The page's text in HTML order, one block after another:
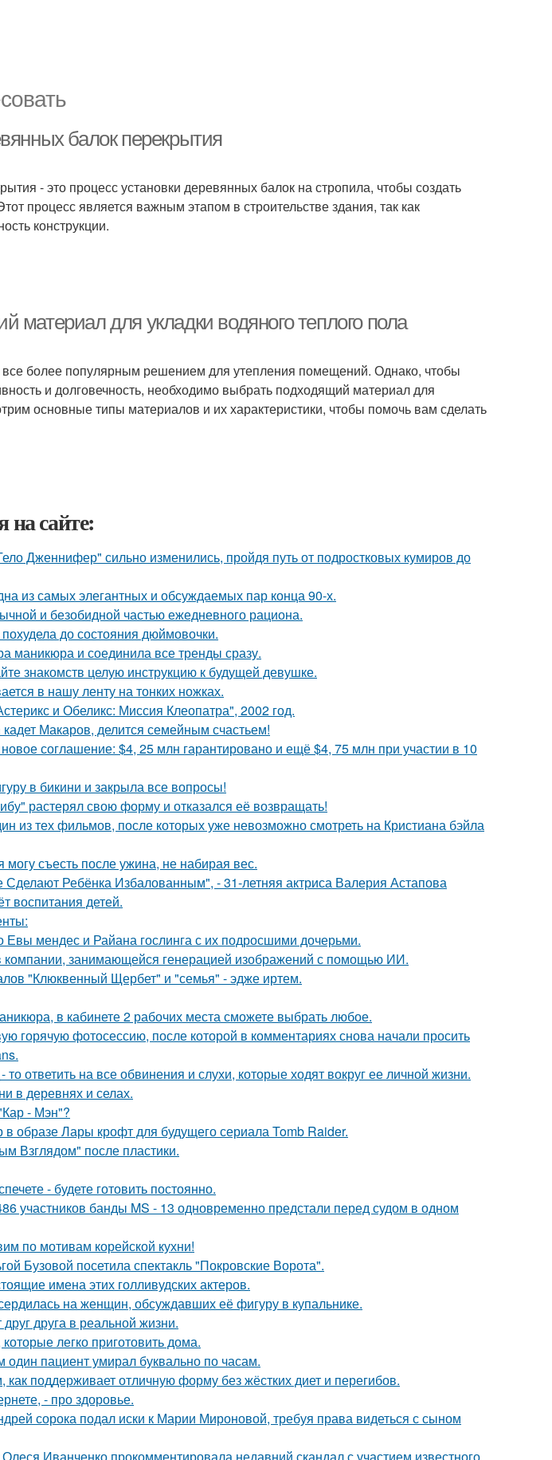
балок перекрытия
- это процесс установки деревянных балок на стропила, чтобы создать
процесс является важным этапом в строительстве здания, так как
конструкции.
материал для укладки водяного теплого пола
все более популярным решением для утепления помещений. Однако, чтобы
и долговечность, необходимо выбрать подходящий материал для
основные типы материалов и их характеристики, чтобы помочь вам сделать
на сайте:
Дженнифер" сильно изменились, пройдя путь от подростковых кумиров до
из самых элегантных и обсуждаемых пар конца 90-х.
и безобидной частью ежедневного рациона.
до состояния дюймовочки.
маникюра и соединила все тренды сразу.
знакомств целую инструкцию к будущей девушке.
в нашу ленту на тонких ножках.
и Обеликс: Миссия Клеопатра", 2002 год.
Макаров, делится семейным счастьем!
соглашение: $4, 25 млн гарантировано и ещё $4, 75 млн при участии в 10
в бикини и закрыла все вопросы!
растерял свою форму и отказался её возвращать!
из тех фильмов, после которых уже невозможно смотреть на Кристиана бэйла
съесть после ужина, не набирая вес.
Сделают Ребёнка Избалованным", - 31-летняя актриса Валерия Астапова
воспитания детей.
Евы мендес и Райана гослинга с их подросшими дочерьми.
компании, занимающейся генерацией изображений с помощью ИИ.
"Клюквенный Щербет" и "семья" - эдже иртем.
в кабинете 2 рабочих места сможете выбрать любое.
горячую фотосессию, после которой в комментариях снова начали просить
ответить на все обвинения и слухи, которые ходят вокруг ее личной жизни.
в деревнях и селах.
- Мэн"?
образе Лары крофт для будущего сериала Tomb Raider.
Взглядом" после пластики.
- будете готовить постоянно.
участников банды MS - 13 одновременно предстали перед судом в одном
по мотивам корейской кухни!
Бузовой посетила спектакль "Покровские Ворота".
имена этих голливудских актеров.
на женщин, обсуждавших её фигуру в купальнике.
друга в реальной жизни.
легко приготовить дома.
один пациент умирал буквально по часам.
поддерживает отличную форму без жёстких диет и перегибов.
- про здоровье.
сорока подал иски к Марии Мироновой, требуя права видеться с сыном